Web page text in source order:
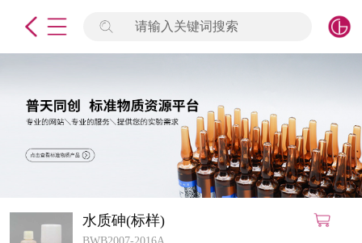
请输入关键词搜索
水质砷(标样)
BWB2007-2016A
签到
标准物质
产品专项